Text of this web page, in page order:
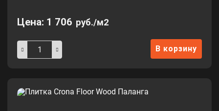
Цена: 1 706 руб./м2
В корзину